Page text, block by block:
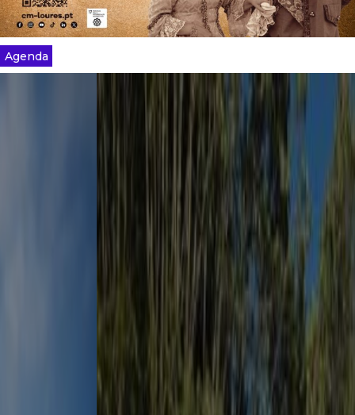
Agenda